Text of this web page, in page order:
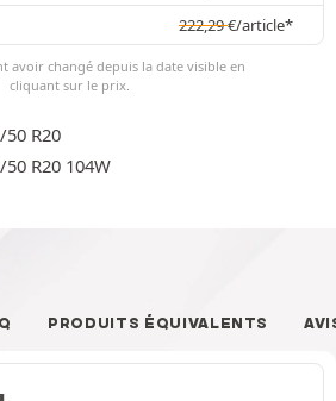
222,29€/article*
avoir changé depuis la date visible en
cliquant sur le prix.
R20
R20 104W
PRODUITS ÉQUIVALENTS